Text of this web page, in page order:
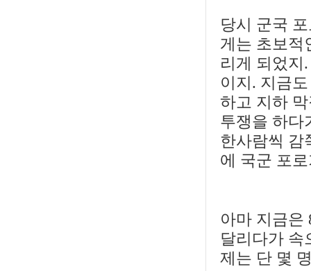
당시 군국
게는 초보적
리게 되었지
이지. 지금
하고 지하
투쟁을 하다
한사람씩 감
에 국군 포
아마 지금은
달리다가 속
제는 단 몇